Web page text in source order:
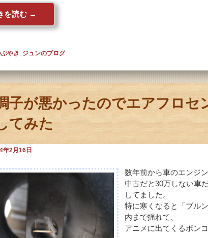
を読む →
やき , ジュンのブログ
子が悪かったのでエアフロセ
てみた
年2月16日
数年前から車のエンジ
中古だと30万しない車
してました。
特に寒くなると「ブル
内まで揺れて、
アニメに出てくるポン